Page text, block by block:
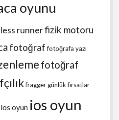
oyunu
runnerfizik motoru
fotoğraf fotoğrafa yazı
fotoğraf
fraggergünlük fırsatlar
ios oyun ios oyun